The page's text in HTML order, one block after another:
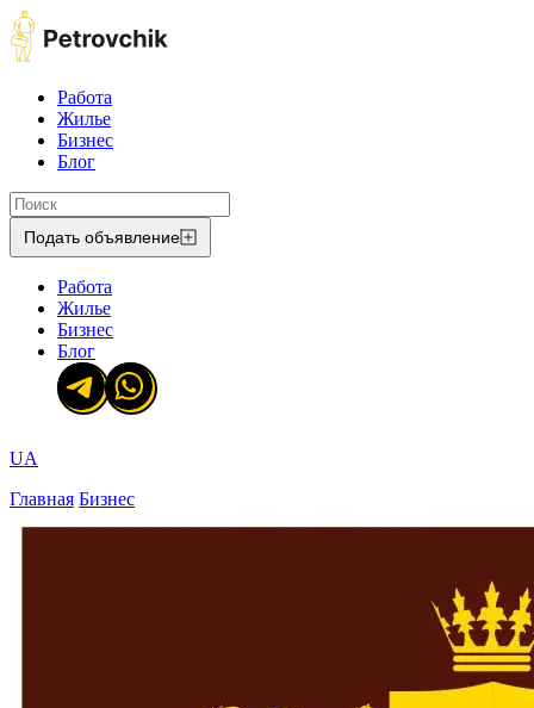
Работа
Жилье
Бизнес
Блог
Подать объявление
Работа
Жилье
Бизнес
Блог
UA
Главная Бизнес